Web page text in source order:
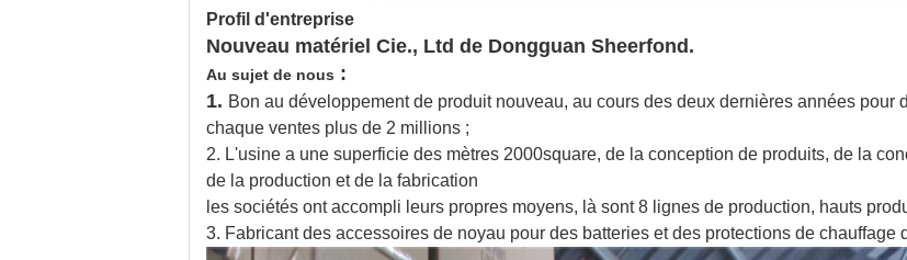
Profil d'entreprise
Nouveau matériel Cie., Ltd de Dongguan Sheerfond.
Au sujet de nous :
1. Bon au développement de produit nouveau, au cours des deux dernières années
chaque ventes plus de 2 millions ;
2. L'usine a une superficie des mètres 2000square, de la conception de produits, de la
de la production et de la fabrication
les sociétés ont accompli leurs propres moyens, là sont 8 lignes de production, hauts
3. Fabricant des accessoires de noyau pour des batteries et des protections de chauffage